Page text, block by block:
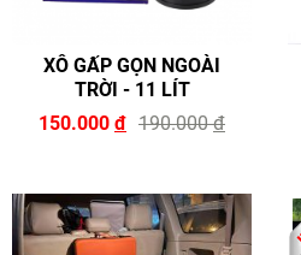
XÔ GẤP GỌN NGOÀI
TRỜI - 11 LÍT
150.000 đ 190.000đ